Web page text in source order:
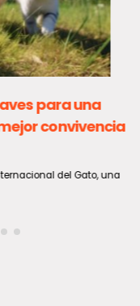
para una
convivencia
del Gato, una